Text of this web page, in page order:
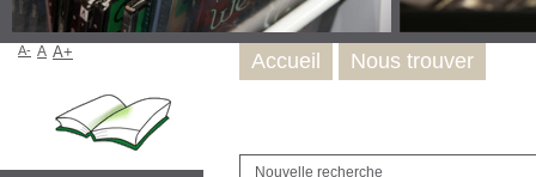
Nouvelle recherche
Accueil Nous trouver
A- A A+